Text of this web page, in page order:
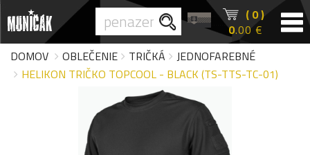
( 0 )
0.00 €
DOMOV
OBLEČENIE TRIČKÁ
JEDNOFAREBNÉ
HELIKON TRIČKO TOPCOOL - BLACK (TS-TTS-TC-01)